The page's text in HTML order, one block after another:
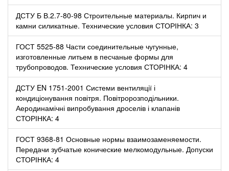
ДСТУ Б В.2.7-80-98 Строительные материалы. Кирпич и
камни силикатные. Технические условия СТОРІНКА: 3
ГОСТ 5525-88 Части соединительные чугунные,
изготовленные литьем в песчаные формы для
трубопроводов. Технические условия СТОРІНКА: 4
ДСТУ EN 1751-2001 Системи вентиляції і
кондиціонування повітря. Повітророзподільники.
Аеродинамічні випробування дроселів і клапанів
СТОРІНКА: 4
ГОСТ 9368-81 Основные нормы взаимозаменяемости.
Передачи зубчатые конические мелкомодульные. Допуски
СТОРІНКА: 4